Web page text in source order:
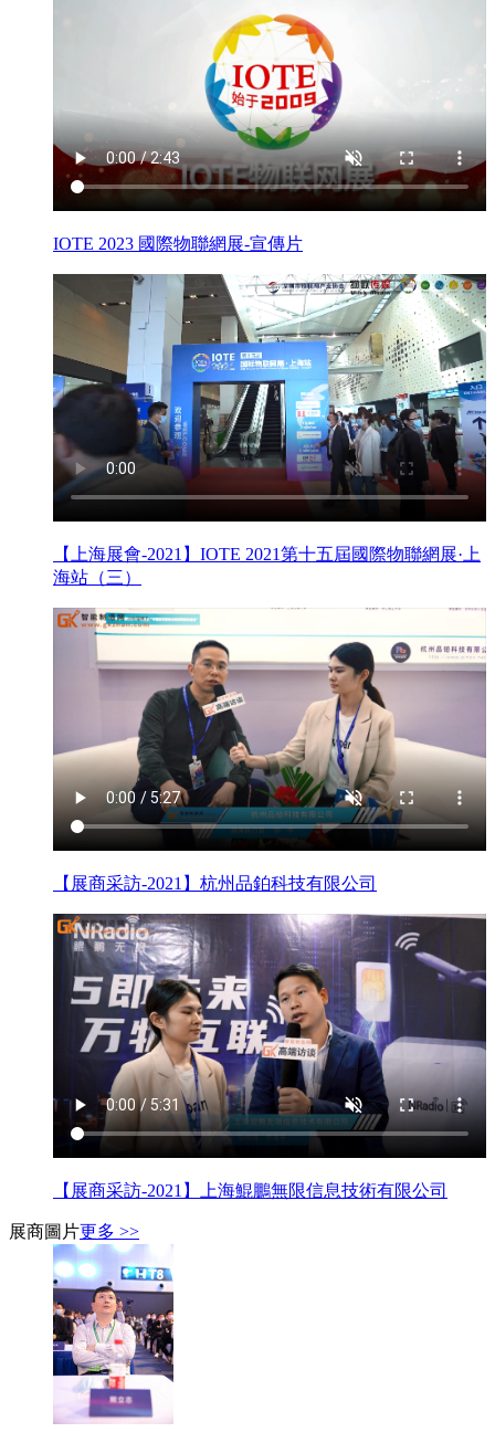
IOTE 2023 國際物聯網展-宣傳片
【上海展會-2021】IOTE 2021第十五屆國際物聯網展·上
海站（三）
【展商采訪-2021】杭州品鉑科技有限公司
【展商采訪-2021】上海鯤鵬無限信息技術有限公司
展商圖片更多 >>